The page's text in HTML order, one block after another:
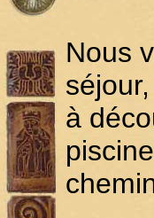
Nous
à